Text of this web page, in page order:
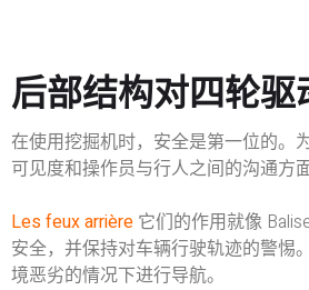
后部结构对四轮
在使用挖掘机时，安全是第一位的。
可见度和操作员与行人之间的沟通方
Les feux arrière 它们的作用就像
安全，并保持对车辆行驶轨迹的警惕
境恶劣的情况下进行导航。